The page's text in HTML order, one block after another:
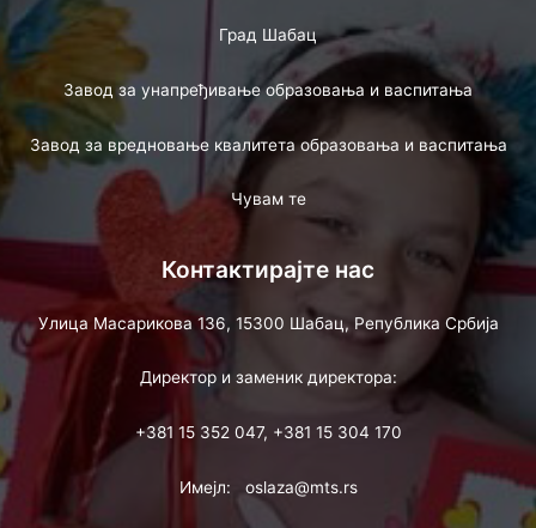
Град Шабац
Завод за унапређивање образовања и васпитања
Завод за вредновање квалитета образовања и васпитања
Чувам те
Контактирајте нас
Улица Масарикова 136, 15300 Шабац, Република Србија
Директор и заменик директора:
+381 15 352 047, +381 15 304 170
Имејл: oslaza@mts.rs